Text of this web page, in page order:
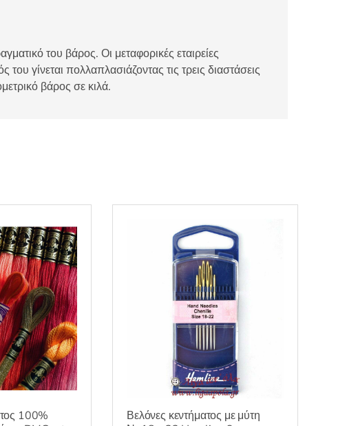
του βάρος. Οι μεταφορικές εταιρείες
γίνεται πολλαπλασιάζοντας τις τρεις διαστάσεις
βάρος σε κιλά.
100%
Βελόνες κεντήματος με μύτη